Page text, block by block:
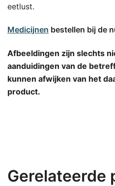
eetlust.
Medicijnen bestellen bij de
Afbeeldingen zijn slechts
aanduidingen van de
kunnen afwijken van het
product.
Gerelateerde